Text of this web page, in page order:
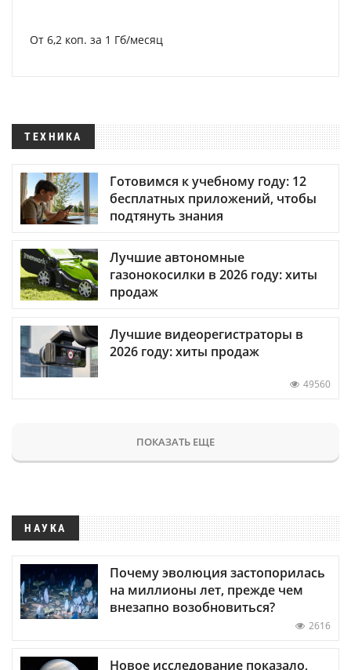
От 6,2 коп. за 1 Гб/месяц
ТЕХНИКА
Готовимся к учебному году: 12
бесплатных приложений, чтобы
подтянуть знания
Лучшие автономные
газонокосилки в 2026 году: хиты
продаж
Лучшие видеорегистраторы в
2026 году: хиты продаж
49560
ПОКАЗАТЬ ЕЩЕ
НАУКА
Почему эволюция застопорилась
на миллионы лет, прежде чем
внезапно возобновиться?
2616
Новое исследование показало,